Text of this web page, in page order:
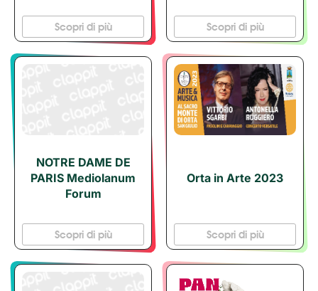
Scopri di più Scopri di più
NOTRE DAME DE
PARIS Mediolanum
Forum
Scopri di più
Orta in Arte 2023
Scopri di più